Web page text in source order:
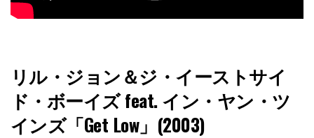
リル・ジョン＆ジ・イーストサイ
ド・ボーイズ feat. イン・ヤン・ツ
インズ「Get Low」(2003)